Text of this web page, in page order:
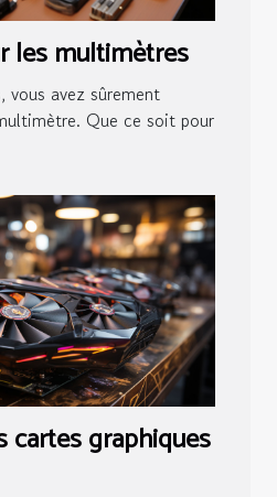
les multimètres
vous avez sûrement
Que ce soit pour
cartes graphiques